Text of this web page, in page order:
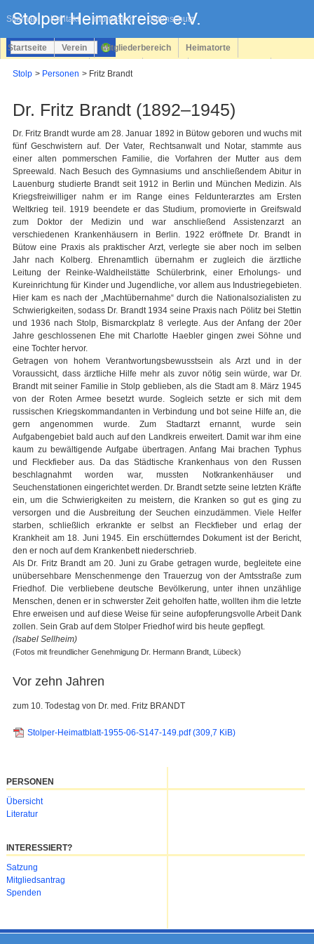
Sitemap Kontakt Impressum Datenschutz
überspringen
Startseite Verein Mitgliederbereich Heimatorte
Stolp Personen Fritz Brandt
Dr. Fritz Brandt (1892–1945)
Dr. Fritz Brandt wurde am 28. Januar 1892 in Bütow geboren und wuchs mit
fünf Geschwistern auf. Der Vater, Rechtsanwalt und Notar, stammte aus
einer alten pommerschen Familie, die Vorfahren der Mutter aus dem
Spreewald. Nach Besuch des Gymnasiums und anschließendem Abitur in
Lauenburg studierte Brandt seit 1912 in Berlin und München Medizin. Als
Kriegsfreiwilliger nahm er im Range eines Feldunterarztes am Ersten
Weltkrieg teil. 1919 beendete er das Studium, promovierte in Greifswald
zum Doktor der Medizin und war anschließend Assistenzarzt an
verschiedenen Krankenhäusern in Berlin. 1922 eröffnete Dr. Brandt in
Bütow eine Praxis als praktischer Arzt, verlegte sie aber noch im selben
Jahr nach Kolberg. Ehrenamtlich übernahm er zugleich die ärztliche
Leitung der Reinke-Waldheilstätte Schülerbrink, einer Erholungs- und
Kureinrichtung für Kinder und Jugendliche, vor allem aus Industriegebieten.
Hier kam es nach der „Machtübernahme“ durch die Nationalsozialisten zu
Schwierigkeiten, sodass Dr. Brandt 1934 seine Praxis nach Pölitz bei Stettin
und 1936 nach Stolp, Bismarckplatz 8 verlegte. Aus der Anfang der 20er
Jahre geschlossenen Ehe mit Charlotte Haebler gingen zwei Söhne und
eine Tochter hervor.
Getragen von hohem Verantwortungsbewusstsein als Arzt und in der
Voraussicht, dass ärztliche Hilfe mehr als zuvor nötig sein würde, war Dr.
Brandt mit seiner Familie in Stolp geblieben, als die Stadt am 8. März 1945
von der Roten Armee besetzt wurde. Sogleich setzte er sich mit dem
russischen Kriegskommandanten in Verbindung und bot seine Hilfe an, die
gern angenommen wurde. Zum Stadtarzt ernannt, wurde sein
Aufgabengebiet bald auch auf den Landkreis erweitert. Damit war ihm eine
kaum zu bewältigende Aufgabe übertragen. Anfang Mai brachen Typhus
und Fleckfieber aus. Da das Städtische Krankenhaus von den Russen
beschlagnahmt worden war, mussten Notkrankenhäuser und
Seuchenstationen eingerichtet werden. Dr. Brandt setzte seine letzten Kräfte
ein, um die Schwierigkeiten zu meistern, die Kranken so gut es ging zu
versorgen und die Ausbreitung der Seuchen einzudämmen. Viele Helfer
starben, schließlich erkrankte er selbst an Fleckfieber und erlag der
Krankheit am 18. Juni 1945. Ein erschütterndes Dokument ist der Bericht,
den er noch auf dem Krankenbett niederschrieb.
Als Dr. Fritz Brandt am 20. Juni zu Grabe getragen wurde, begleitete eine
unübersehbare Menschenmenge den Trauerzug von der Amtsstraße zum
Friedhof. Die verbliebene deutsche Bevölkerung, unter ihnen unzählige
Menschen, denen er in schwerster Zeit geholfen hatte, wollten ihm die letzte
Ehre erweisen und auf diese Weise für seine aufopferungsvolle Arbeit Dank
zollen. Sein Grab auf dem Stolper Friedhof wird bis heute gepflegt.
(Isabel Sellheim)
(Fotos mit freundlicher Genehmigung Dr. Hermann Brandt, Lübeck)
Vor zehn Jahren
zum 10. Todestag von Dr. med. Fritz BRANDT
Stolper-Heimatblatt-1955-06-S147-149.pdf(309,7 KiB)
PERSONEN
Navigation
überspringen
Übersicht
Literatur
INTERESSIERT?
Navigation
überspringen
Satzung
Mitgliedsantrag
Spenden